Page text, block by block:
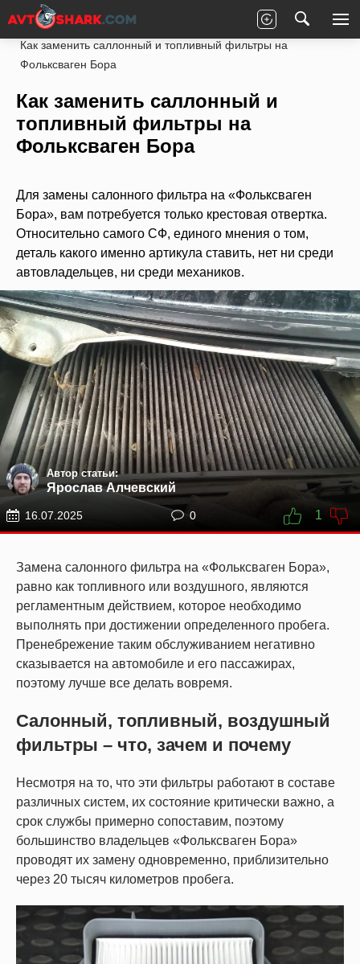
Главная Volkswagen
Под капотом
Как заменить саллонный и топливный фильтры на
Фольксваген Бора
Как заменить саллонный и
топливный фильтры на
Фольксваген Бора
Для замены салонного фильтра на «Фольксваген
Бора», вам потребуется только крестовая отвертка.
Относительно самого СФ, единого мнения о том,
деталь какого именно артикула ставить, нет ни среди
автовладельцев, ни среди механиков.
Автор статьи:
Ярослав Алчевский
16.07.2025 0 1
Замена салонного фильтра на «Фольксваген Бора»,
равно как топливного или воздушного, являются
регламентным действием, которое необходимо
выполнять при достижении определенного пробега.
Пренебрежение таким обслуживанием негативно
сказывается на автомобиле и его пассажирах,
поэтому лучше все делать вовремя.
Салонный, топливный, воздушный
фильтры – что, зачем и почему
Несмотря на то, что эти фильтры работают в составе
различных систем, их состояние критически важно, а
срок службы примерно сопоставим, поэтому
большинство владельцев «Фольксваген Бора»
проводят их замену одновременно, приблизительно
через 20 тысяч километров пробега.